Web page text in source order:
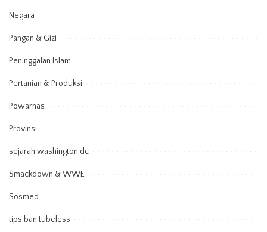
Negara
Pangan & Gizi
Peninggalan Islam
Pertanian & Produksi
Powarnas
Provinsi
sejarah washington dc
Smackdown & WWE
Sosmed
tips ban tubeless